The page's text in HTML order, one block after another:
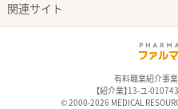
関連サイト
有料職業紹介事
【紹介業】13-ユ-
© 2000-2026 MEDICAL